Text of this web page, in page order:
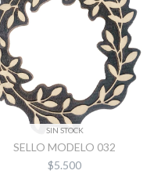
SIN STOCK
SELLO MODELO 032
$5.500